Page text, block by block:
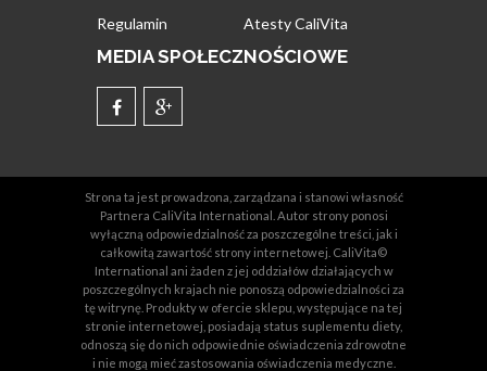
Regulamin
Atesty CaliVita
MEDIA SPOŁECZNOŚCIOWE
Strona ta jest prowadzona, zarządzana i stanowi własność
Partnera CaliVita International. Autor strony ponosi
wyłączną odpowiedzialność za poszczególne treści, jak i
całkowitą zawartość strony internetowej. CaliVita©
International ani żaden z jej oddziałów działających w
poszczególnych krajach nie ponoszą odpowiedzialności za
tę witrynę. Produkty w ofercie sklepu, występujące na tej
stronie internetowej, posiadają status suplementu diety,
odnoszą się do nich odpowiednie oświadczenia zdrowotne
i nie mogą mieć zastosowania oświadczenia medyczne.